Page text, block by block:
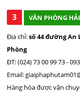
3 VĂN PHÒNG
Địa chỉ:số 44 đường An
Phòng
ĐT: (024) 73 00 99 73 -
Email:
Hàng hóa được vận